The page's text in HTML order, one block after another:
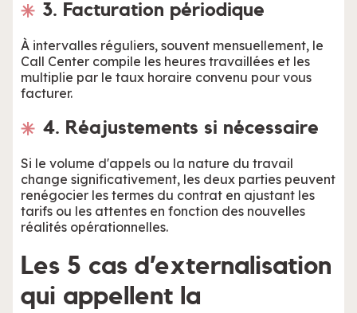
3. Facturation périodique
À intervalles réguliers, souvent mensuellement, le
Call Center compile les heures travaillées et les
multiplie par le taux horaire convenu pour vous
facturer.
4. Réajustements si nécessaire
Si le volume d'appels ou la nature du travail
change significativement, les deux parties peuvent
renégocier les termes du contrat en ajustant les
tarifs ou les attentes en fonction des nouvelles
réalités opérationnelles.
Les 5 cas d’externalisation
qui appellent la